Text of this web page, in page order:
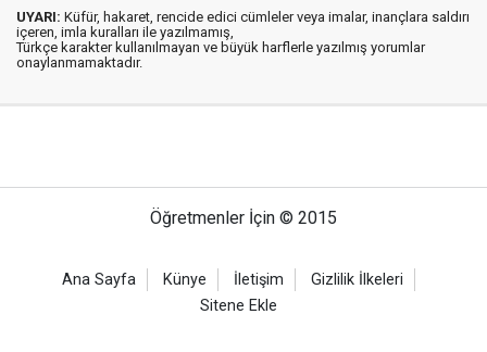
UYARI: Küfür, hakaret, rencide edici cümleler veya imalar, inançlara saldırı
içeren, imla kuralları ile yazılmamış,
Türkçe karakter kullanılmayan ve büyük harflerle yazılmış yorumlar
onaylanmamaktadır.
Öğretmenler İçin © 2015
Ana Sayfa Künye İletişim
Gizlilik İlkeleri
Sitene Ekle